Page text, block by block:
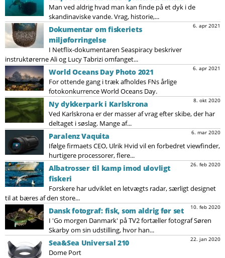
Man ved aldrig hvad man kan finde på et dyk i de
skandinaviske vande. Vrag, historie,...
6. apr 2021
Dokumentar om fiskeriets
miljøforringelse
I Netflix-dokumentaren Seaspiracy beskriver
instruktørerne Ali og Lucy Tabrizi omfanget...
6. apr 2021
World Oceans Day Photo 2021
For ottende gang i træk afholdes FNs årlige
fotokonkurrence World Oceans Day.
8. okt 2020
Ny dykkerpark i Karlskrona
Ved Karlskrona er der masser af vrag efter skibe, der har
deltaget i søslag. Mange af...
6. mar 2020
Paralenz Vaquita
Ifølge firmaets CEO, Ulrik Hvid vil en forbedret viewfinder,
hurtigere processorer, flere...
26. feb 2020
Albatrosser til kamp imod ulovligt
fiskeri
Forskere har udviklet en letvægts radar, særligt designet
til at bæres af den store...
10. feb 2020
Dansk fotograf: fisk, som aldrig før set
I 'Go morgen Danmark' på TV2 fortæller fotograf Søren
Skarby om sin udstilling, hvor han...
22. jan 2020
Sea&Sea Universal 210
Dome Port